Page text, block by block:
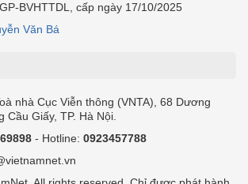
BVHTTDL, cấp ngày 17/10/2025
Văn Bá
nhà Cục Viễn thông (VNTA), 68 Dương
Giấy, TP. Hà Nội.
- Hotline: 0923457788